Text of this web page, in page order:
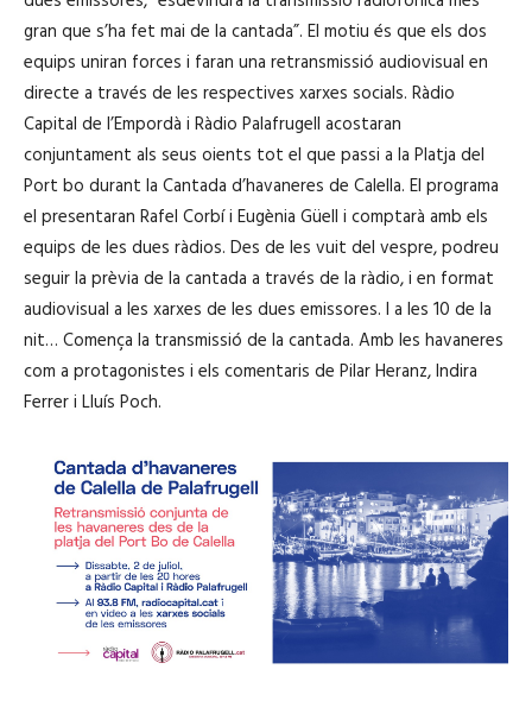
gran que s’ha fet mai de la cantada”. El motiu és que els dos
equips uniran forces i faran una retransmissió audiovisual en
directe a través de les respectives xarxes socials. Ràdio
Capital de l’Empordà i Ràdio Palafrugell acostaran
conjuntament als seus oients tot el que passi a la Platja del
Port bo durant la Cantada d’havaneres de Calella. El programa
el presentaran Rafel Corbí i Eugènia Güell i comptarà amb els
equips de les dues ràdios. Des de les vuit del vespre, podreu
seguir la prèvia de la cantada a través de la ràdio, i en format
audiovisual a les xarxes de les dues emissores. I a les 10 de la
nit… Comença la transmissió de la cantada. Amb les havaneres
com a protagonistes i els comentaris de Pilar Heranz, Indira
Ferrer i Lluís Poch.